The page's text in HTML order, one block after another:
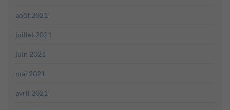
août 2021
juillet 2021
juin 2021
mai 2021
avril 2021